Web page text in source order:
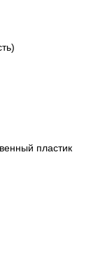
пластик